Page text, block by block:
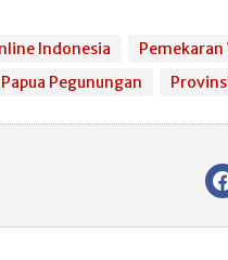
Indonesia Pemekaran
Pegunungan